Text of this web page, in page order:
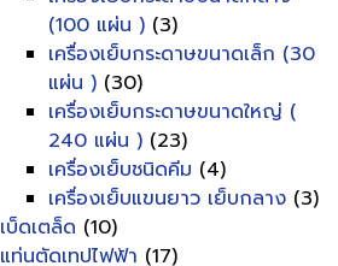
(100 แผ่น ) (3)
เครื่องเย็บกระดาษขนาดเล็ก (30
แผ่น ) (30)
เครื่องเย็บกระดาษขนาดใหญ่ (
240 แผ่น ) (23)
เครื่องเย็บชนิดคีม (4)
เครื่องเย็บแขนยาว เย็บกลาง (3)
เบ็ดเตล็ด (10)
แท่นตัดเทปไฟฟ้า (17)